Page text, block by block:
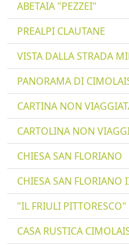
ABETAIA "PEZZEI"
PREALPI CLAUTANE
VISTA DALLA STRADA
PANORAMA DI
CARTINA NON
CARTOLINA NON
CHIESA SAN FLORIANO
CHIESA SAN FLORIANO
"IL FRIULI PITTORESCO"
CASA RUSTICA